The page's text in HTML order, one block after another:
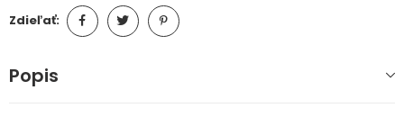
Zdieľať:
Popis